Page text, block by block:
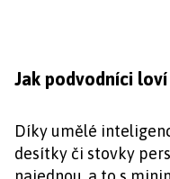
Jak podvodníci
Díky umělé
desítky či stovky